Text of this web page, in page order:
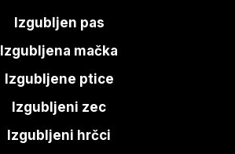
Izgubljen pas
Izgubljena mačka
Izgubljene ptice
Izgubljeni zec
Izgubljeni hrčci